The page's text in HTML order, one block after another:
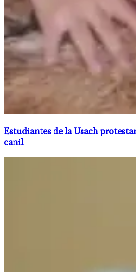
Estudiantes de la Usach
canil